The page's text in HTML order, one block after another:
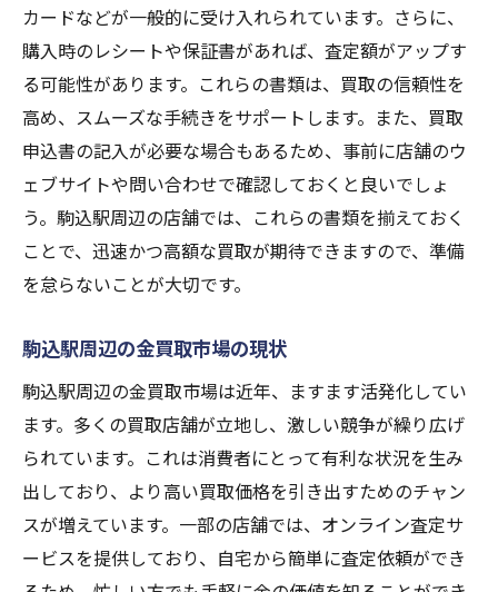
店舗を紹介
初めての方におすすめの店舗
初心者向けの買取サービスと特典
駒込駅周辺の親切なスタッフがいる店舗
初めての買取での失敗を防ぐ方法
金買取に関する無料相談窓口
駒込駅周辺の評判の良い店舗ランキング
金買取を成功させるための駒込駅周辺の査定方
金の査定方法とその違い
査定前に知っておくべきポイント
信頼できる査定士の見つけ方
駒込駅周辺での査定の流れ
査定にかかる時間と費用
複数回査定のメリットとデメリット
駒込駅近くで金を売るなら知っておきたい買取
カードなどが一般的に受け入れられています。さらに、
購入時のレシートや保証書があれば、査定額がアップす
る可能性があります。これらの書類は、買取の信頼性を
高め、スムーズな手続きをサポートします。また、買取
申込書の記入が必要な場合もあるため、事前に店舗のウ
ェブサイトや問い合わせで確認しておくと良いでしょ
う。駒込駅周辺の店舗では、これらの書類を揃えておく
ことで、迅速かつ高額な買取が期待できますので、準備
を怠らないことが大切です。
駒込駅周辺の金買取市場の現状
駒込駅周辺の金買取市場は近年、ますます活発化してい
ます。多くの買取店舗が立地し、激しい競争が繰り広げ
られています。これは消費者にとって有利な状況を生み
出しており、より高い買取価格を引き出すためのチャン
スが増えています。一部の店舗では、オンライン査定サ
ービスを提供しており、自宅から簡単に査定依頼ができ